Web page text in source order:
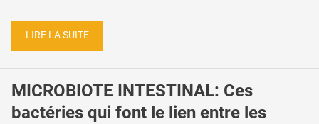
LIRE LA SUITE
MICROBIOTE INTESTINAL: Ces
bactéries qui font le lien entre les